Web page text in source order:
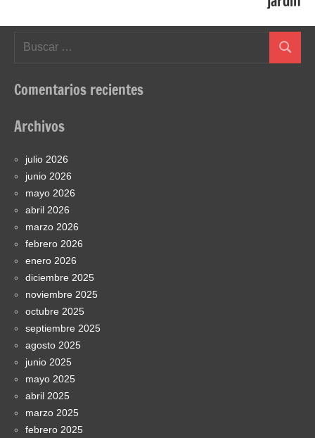
Buscar
Comentarios recientes
Archivos
julio 2026
junio 2026
mayo 2026
abril 2026
marzo 2026
febrero 2026
enero 2026
diciembre 2025
noviembre 2025
octubre 2025
septiembre 2025
agosto 2025
junio 2025
mayo 2025
abril 2025
marzo 2025
febrero 2025